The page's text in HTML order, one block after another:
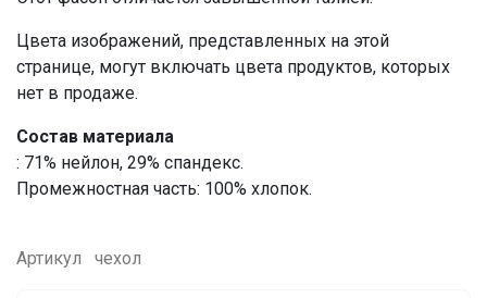
Цвета изображений, представленных на этой
странице, могут включать цвета продуктов, которых
нет в продаже.
Состав материала
: 71% нейлон, 29% спандекс.
Промежностная часть: 100% хлопок.
Артикул чехол